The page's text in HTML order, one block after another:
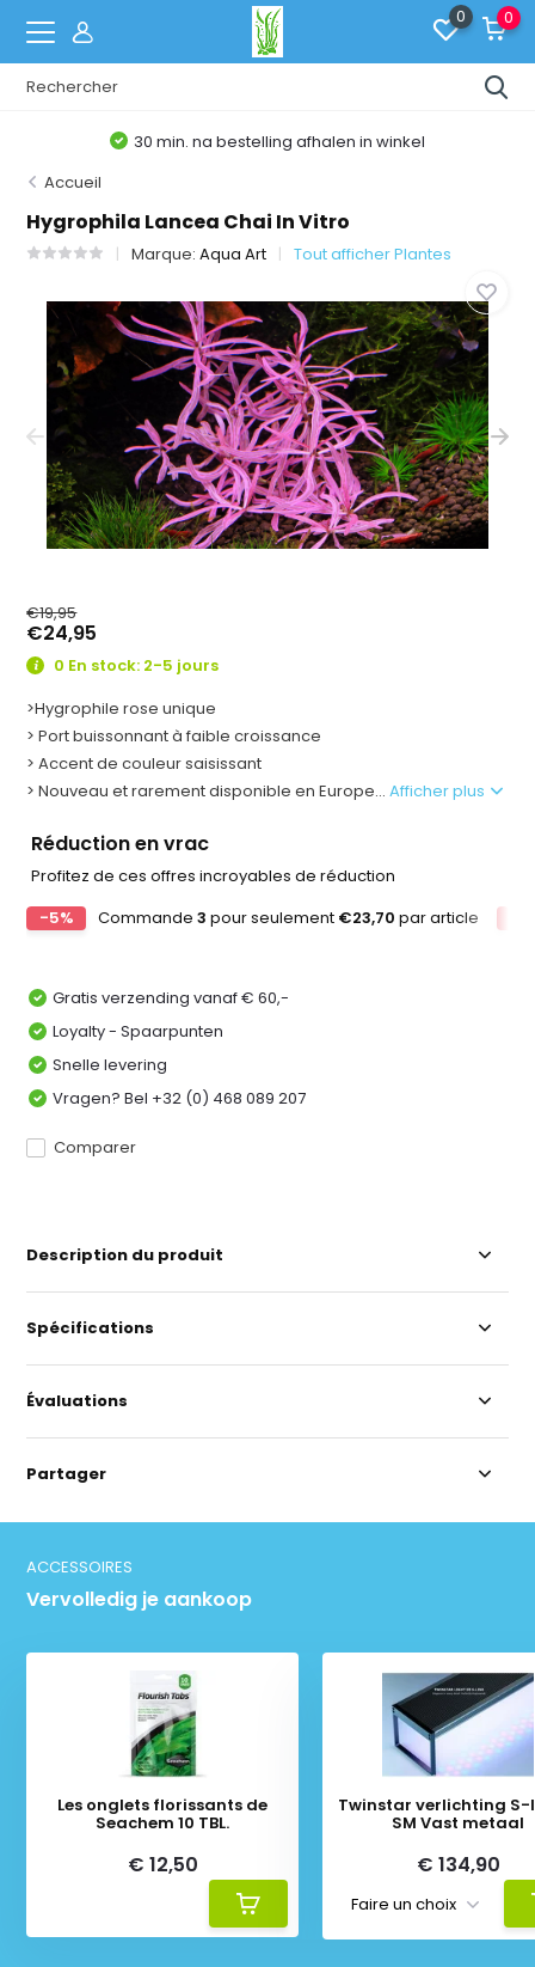
0 0
30 min. na bestelling afhalen in winkel
Accueil
Hygrophila Lancea Chai In Vitro
Marque:Aqua Art Tout afficher Plantes
€19,95
€24,95
0 En stock: 2-5 jours
>Hygrophile rose unique
> Port buissonnant à faible croissance
> Accent de couleur saisissant
> Nouveau et rarement disponible en Europe...Afficher plus
Réduction en vrac
Profitez de ces offres incroyables de réduction
-5%
Commande3 pour seulement €23,70 par article
Gratis verzending vanaf € 60,-
Loyalty - Spaarpunten
Snelle levering
Vragen? Bel +32 (0) 468 089 207
Comparer
Description du produit
Spécifications
Évaluations
Partager
ACCESSOIRES
Vervolledig je aankoop
Les onglets florissants de
Seachem 10 TBL.
€ 12,50
Twinstar verlichting S-
SM Vast metaal
€ 134,90